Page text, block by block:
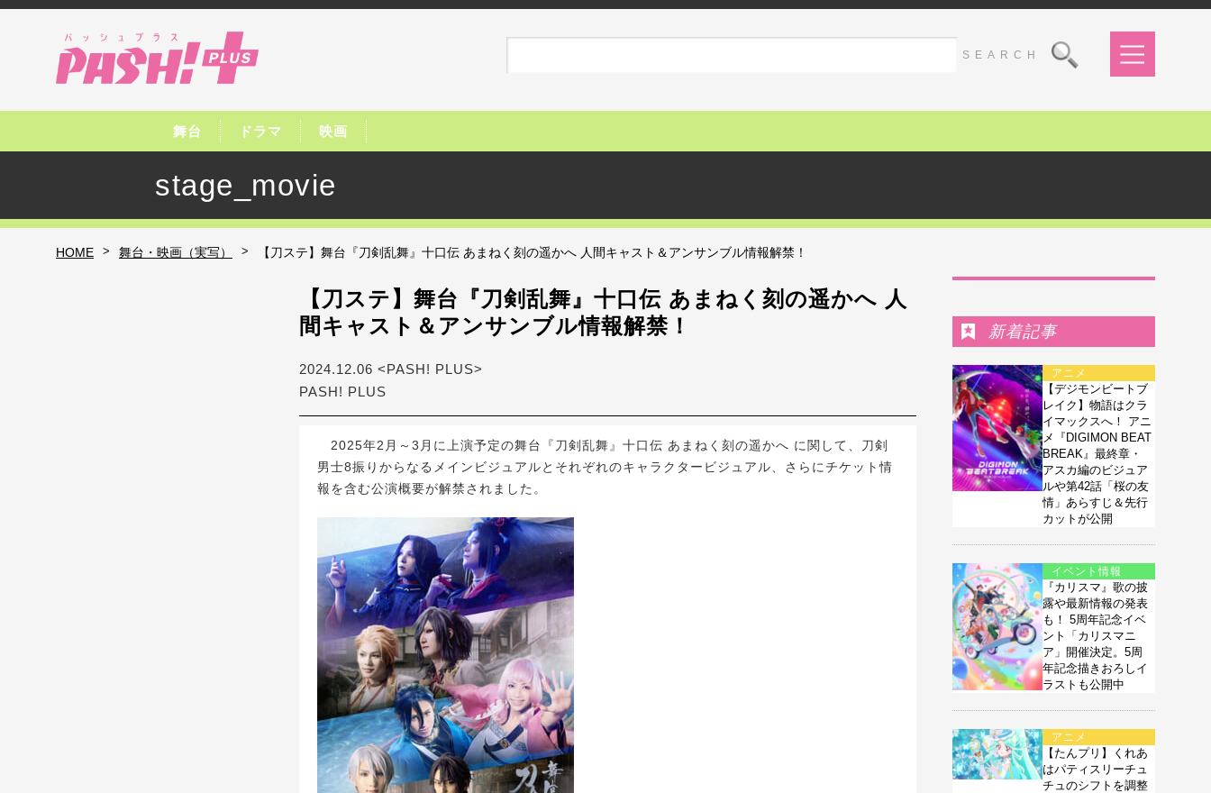
舞台 ドラマ 映画
stage_movie
HOME > 舞台・映画（実写） > 【刀ステ】舞台『刀剣乱舞』十口伝 あまねく刻の遥かへ 人間キャスト＆アンサンブル情報解禁！
【刀ステ】舞台『刀剣乱舞』十口伝 あまねく刻の遥かへ 人
間キャスト＆アンサンブル情報解禁！
2024.12.06 <PASH! PLUS>
PASH! PLUS
2025年2月～3月に上演予定の舞台『刀剣乱舞』十口伝 あまねく刻の遥かへ に関して、刀剣
男士8振りからなるメインビジュアルとそれぞれのキャラクタービジュアル、さらにチケット情
報を含む公演概要が解禁されました。
新着記事
アニメ
【デジモンビートブ
レイク】物語はクラ
イマックスへ！ アニ
メ『DIGIMON BEAT
BREAK』最終章・
アスカ編のビジュア
ルや第42話「桜の友
情」あらすじ＆先行
カットが公開
イベント情報
『カリスマ』歌の披
露や最新情報の発表
も！ 5周年記念イベ
ント「カリスマニ
ア」開催決定。5周
年記念描きおろしイ
ラストも公開中
アニメ
【たんプリ】くれあ
はパティスリーチュ
チュのシフトを調整